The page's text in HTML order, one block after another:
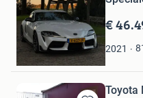
in
Mijn
Favorieten
€
2021
Michel
Oldeholtpade
Toyota